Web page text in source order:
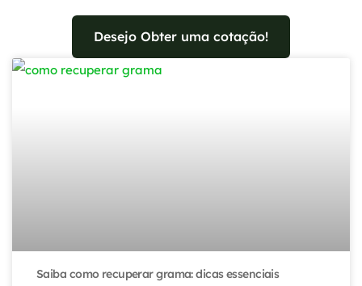
Desejo Obter uma cotação!
Saiba como recuperar grama: dicas essenciais